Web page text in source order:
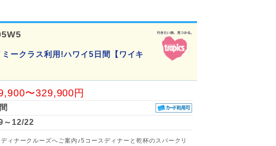
ークラス利用!ハワイ5日間【ワイキ
〜329,900円
～12/22
ィナークルーズへご案内♪5コースディナーと乾杯のスパークリ